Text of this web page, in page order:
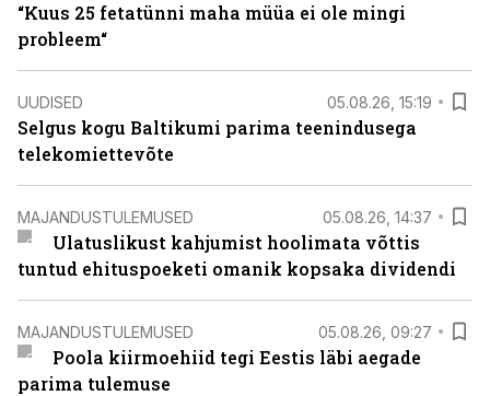
“Kuus 25 fetatünni maha müüa ei ole mingi
probleem“
UUDISED 05.08.26, 15:19
Selgus kogu Baltikumi parima teenindusega
telekomiettevõte
MAJANDUSTULEMUSED 05.08.26, 14:37
Ulatuslikust kahjumist hoolimata võttis
tuntud ehituspoeketi omanik kopsaka dividendi
MAJANDUSTULEMUSED 05.08.26, 09:27
Poola kiirmoehiid tegi Eestis läbi aegade
parima tulemuse